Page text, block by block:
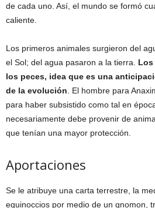
de cada uno. Así, el mundo se formó
caliente.
Los primeros animales surgieron del
el Sol; del agua pasaron a la tierra. Los
los peces, idea que es una
de la evolución . El hombre para
para haber subsistido como tal en
necesariamente debe provenir de
que tenían una mayor protección.
Aportaciones
Se le atribuye una carta terrestre, la
equinoccios por medio de un gnomon,